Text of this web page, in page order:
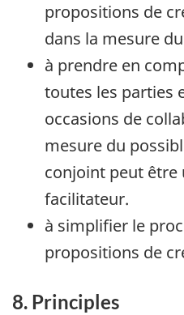
propositions de
dans la mesure
à prendre en
toutes les parties
occasions de
mesure du
conjoint peut
facilitateur.
à simplifier le
propositions de
8. Principles